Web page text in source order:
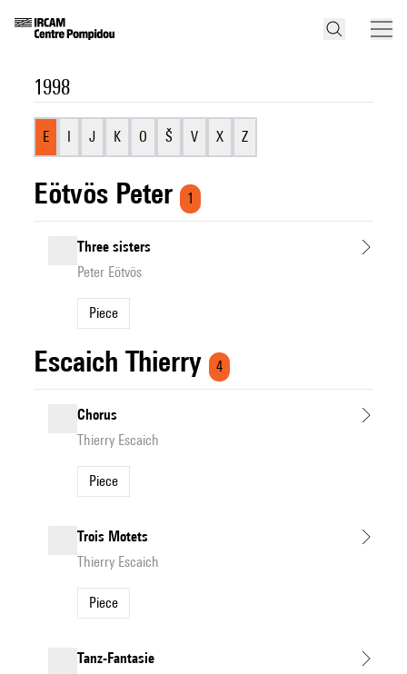
1998
E I J K O Š V X Z
Eötvös Peter 1
Three sisters
Peter Eötvös
Piece
Escaich Thierry 4
Chorus
Thierry Escaich
Piece
Trois Motets
Thierry Escaich
Piece
Tanz-Fantasie